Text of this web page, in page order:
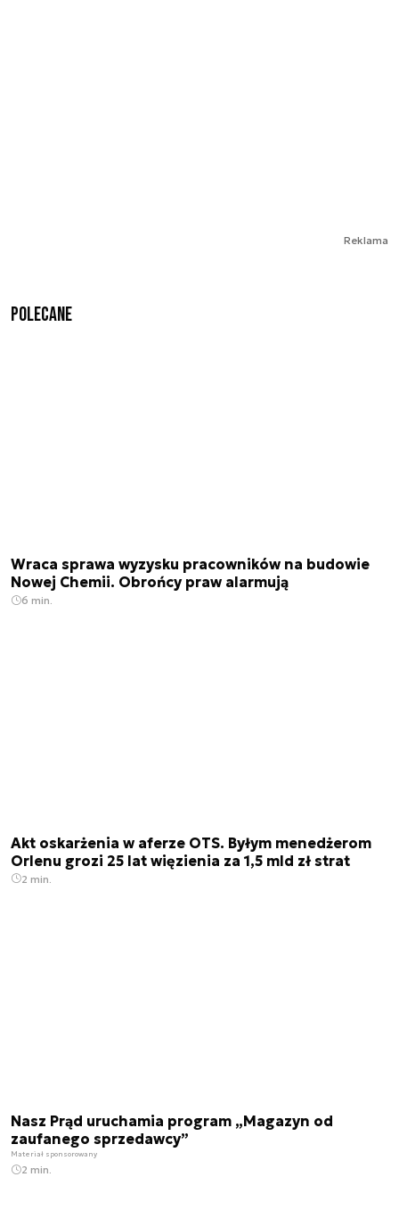
Reklama
Polecane
Wraca sprawa wyzysku pracowników na budowie
Nowej Chemii. Obrońcy praw alarmują
6 min.
Akt oskarżenia w aferze OTS. Byłym menedżerom
Orlenu grozi 25 lat więzienia za 1,5 mld zł strat
2 min.
Nasz Prąd uruchamia program „Magazyn od
zaufanego sprzedawcy”
Materiał sponsorowany
2 min.